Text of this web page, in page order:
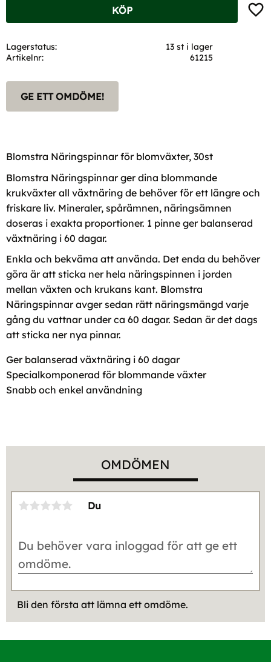
KÖP
Lagerstatus
13 st i lager
Artikelnr
61215
GE ETT OMDÖME!
Blomstra Näringspinnar för blomväxter, 30st
Blomstra Näringspinnar ger dina blommande
krukväxter all växtnäring de behöver för ett längre och
friskare liv. Mineraler, spårämnen, näringsämnen
doseras i exakta proportioner. 1 pinne ger balanserad
växtnäring i 60 dagar.
Enkla och bekväma att använda. Det enda du behöver
göra är att sticka ner hela näringspinnen i jorden
mellan växten och krukans kant. Blomstra
Näringspinnar avger sedan rätt näringsmängd varje
gång du vattnar under ca 60 dagar. Sedan är det dags
att sticka ner nya pinnar.
Ger balanserad växtnäring i 60 dagar
Specialkomponerad för blommande växter
Snabb och enkel användning
OMDÖMEN
Du
Bli den första att lämna ett omdöme.